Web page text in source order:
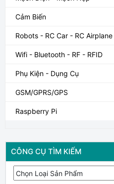
Cảm Biến
Robots - RC Car - RC Airplane
Wifi - Bluetooth - RF - RFID
Phụ Kiện - Dụng Cụ
GSM/GPRS/GPS
Raspberry Pi
CÔNG CỤ TÌM KIẾM